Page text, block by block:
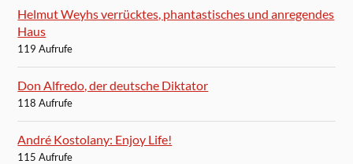
Helmut Weyhs verrücktes, phantastisches und anregendes
Haus
119 Aufrufe
Don Alfredo, der deutsche Diktator
118 Aufrufe
André Kostolany: Enjoy Life!
115 Aufrufe